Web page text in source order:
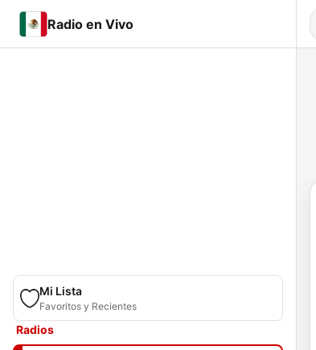
Radio en Vivo
Mi Lista
Favoritos y Recientes
Radios